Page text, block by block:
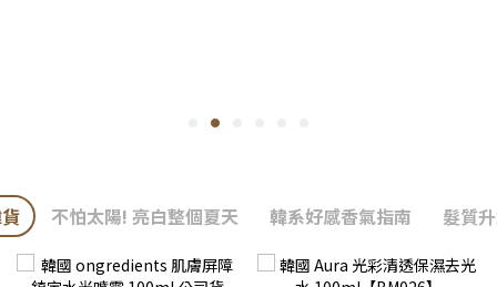
不怕太陽! 亮白整個夏天 韓系好感香氣指南 髮質